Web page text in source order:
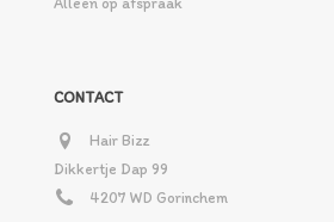
CONTACT
Hair Bizz
Dikkertje Dap 99
4207 WD Gorinchem